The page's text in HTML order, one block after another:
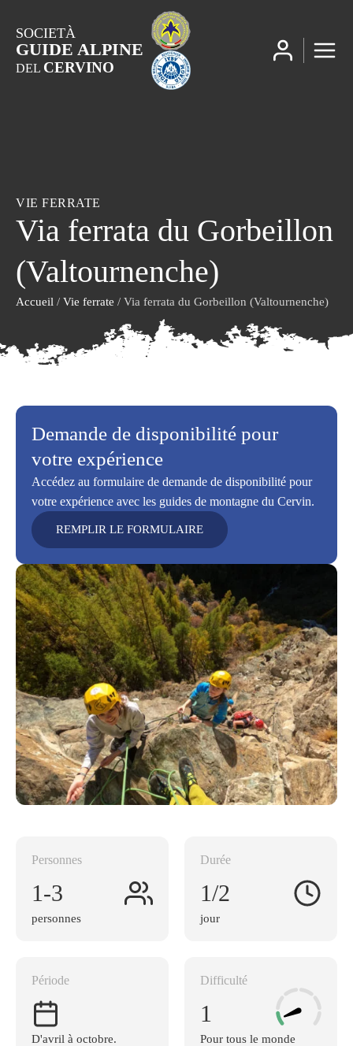
SOCIETÀ
GUIDE ALPINE
DEL CERVINO
VIE FERRATE
Via ferrata du Gorbeillon
(Valtournenche)
Accueil / Vie ferrate / Via ferrata du Gorbeillon (Valtournenche)
Personnes
1-3
personnes
Durée
1/2
jour
Période
D'avril à octobre.
Difficulté
1
Pour tous le monde
Demande de disponibilité pour
votre expérience
Accédez au formulaire de demande de disponibilité pour
votre expérience avec les guides de montagne du Cervin.
REMPLIR LE FORMULAIRE